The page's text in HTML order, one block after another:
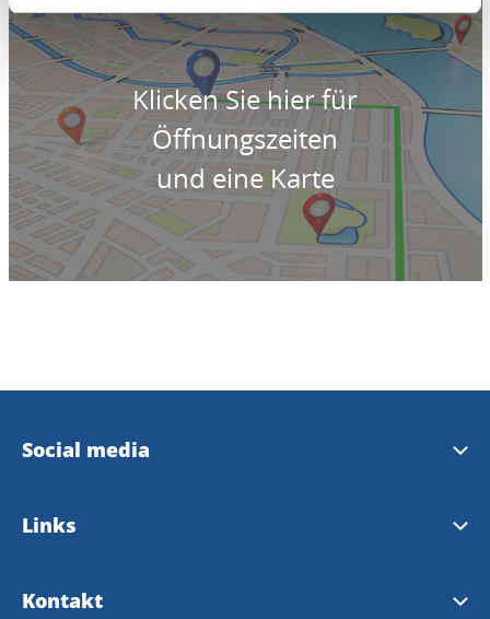
Klicken Sie hier für
Öffnungszeiten
und eine Karte
Social media
Instagram Touristinformation
Links
Gemeinde Bengtsfors
Kontakt